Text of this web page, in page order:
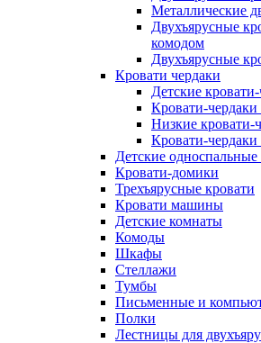
Металлические
Двухъярусные
комодом
Двухъярусные
Кровати чердаки
Детские
Кровати-чердаки
Низкие кровати-
Кровати-чердаки
Детские односпальные
Кровати-домики
Трехъярусные кровати
Кровати машины
Детские комнаты
Комоды
Шкафы
Стеллажи
Тумбы
Письменные и
Полки
Лестницы для